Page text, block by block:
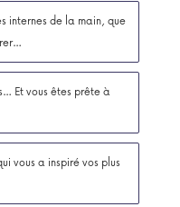
internes de la main, que
Et vous êtes prête à
vous a inspiré vos plus